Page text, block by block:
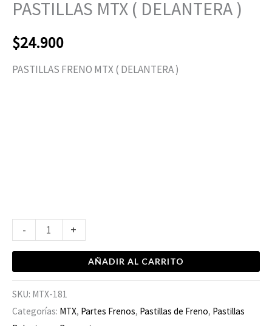
PASTILLAS MTX ( DELANTERA )
$24.900
PASTILLAS FRENO MTX ( DELANTERA )
- +
AÑADIR AL CARRITO
SKU: MTX-181
Categorías: MTX, Partes Frenos, Pastillas de Freno, Pastillas